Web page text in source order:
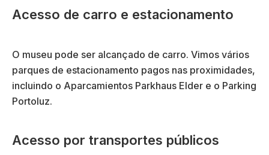
Acesso de carro e estacionamento
O museu pode ser alcançado de carro. Vimos vários
parques de estacionamento pagos nas proximidades,
incluindo o Aparcamientos Parkhaus Elder e o Parking
Portoluz.
Acesso por transportes públicos